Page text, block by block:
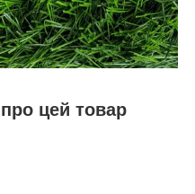
цей товар